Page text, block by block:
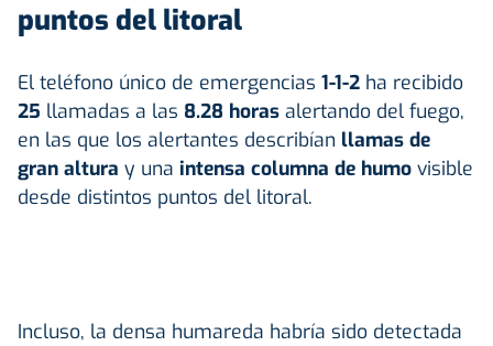
puntos del litoral
El teléfono único de emergencias 1-1-2 ha recibido
25 llamadas a las 8.28 horas alertando del fuego,
en las que los alertantes describían llamas de
gran altura y una intensa columna de humo visible
desde distintos puntos del litoral.
Incluso, la densa humareda habría sido detectada